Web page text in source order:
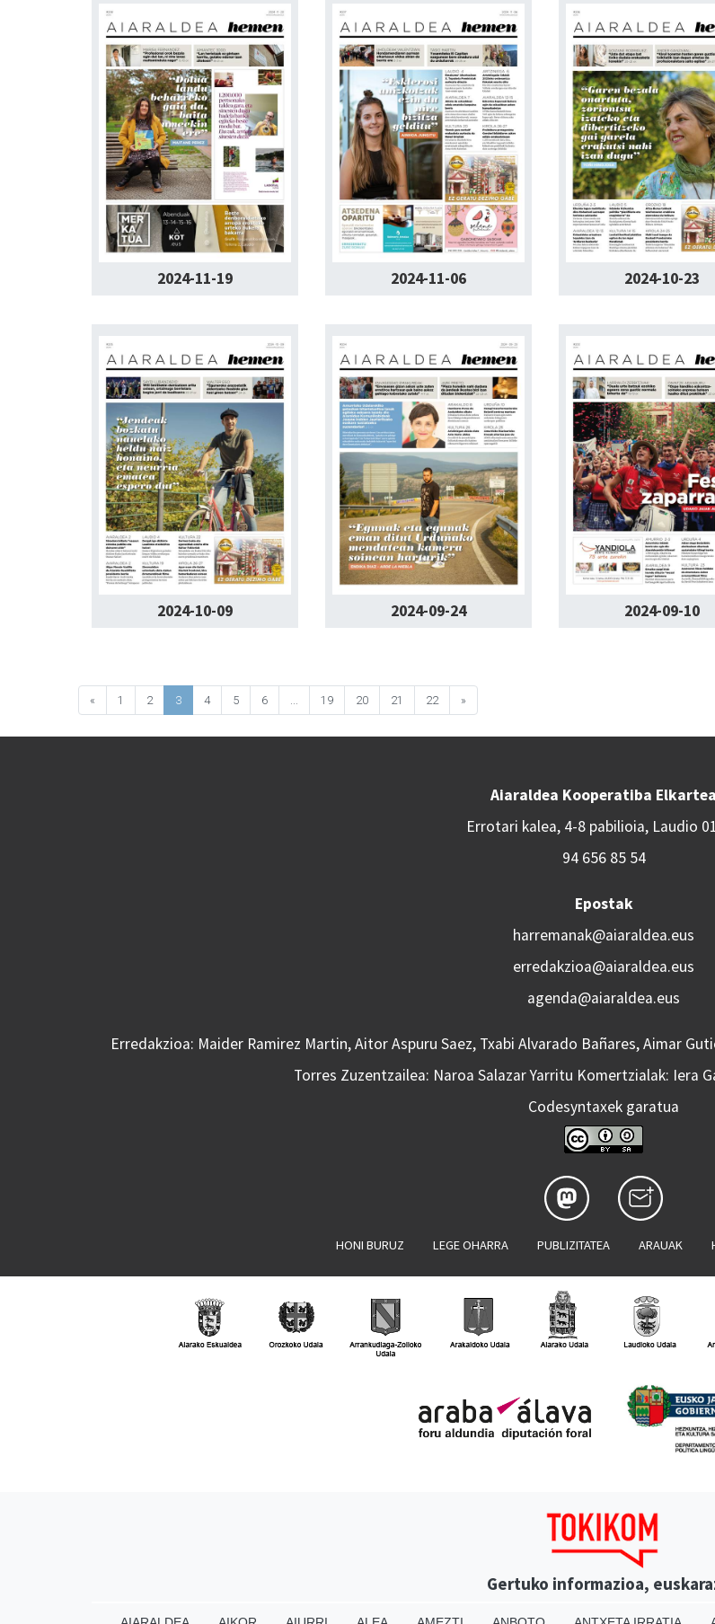
2024-11-19 2024-11-06 2024-10-23
2024-10-09 2024-09-24 2024-09-10
« 1 2 3 4 5 6 19 20 21 22 »
Aiaraldea Kooperatiba Elkartea
Errotari kalea, 4-8 pabilioia, Laudio
94 656 85 54
Epostak
harremanak@aiaraldea.eus
erredakzioa@aiaraldea.eus
agenda@aiaraldea.eus
Erredakzioa: Maider Ramirez Martin, Aitor Aspuru Saez, Txabi Alvarado Bañares, Aimar
Torres Zuzentzailea: Naroa Salazar Yarritu Komertzialak: Iera
Codesyntaxek garatua
HONI BURUZ LEGE OHARRA PUBLIZITATEA ARAUAK
Gertuko informazioa,